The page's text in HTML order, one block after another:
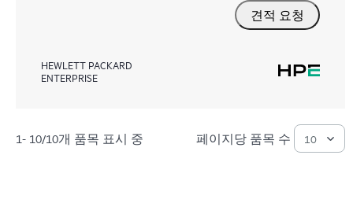
견적 요청
HEWLETT PACKARD
ENTERPRISE
1- 10/10개 품목 표시 중 페이지당 품목 수